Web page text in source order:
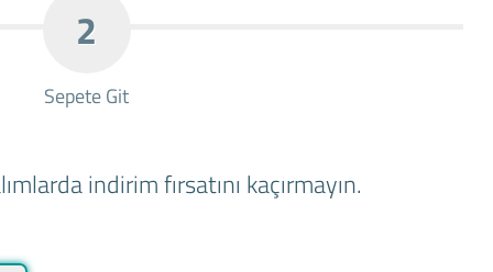
2
Sepete Git
indirim fırsatını kaçırmayın.